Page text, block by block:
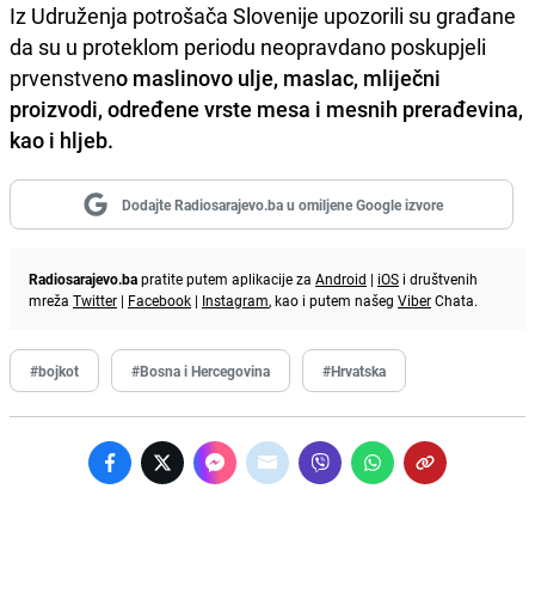
Iz Udruženja potrošača Slovenije upozorili su građane
da su u proteklom periodu neopravdano poskupjeli
prvenstveno maslinovo ulje, maslac, mliječni
proizvodi, određene vrste mesa i mesnih prerađevina,
kao i hljeb.
Dodajte Radiosarajevo.ba u omiljene Google izvore
Radiosarajevo.bapratite putem aplikacije za Android | iOS i društvenih
mreža Twitter | Facebook | Instagram, kao i putem našeg ViberChata.
#bojkot #Bosna i Hercegovina #Hrvatska